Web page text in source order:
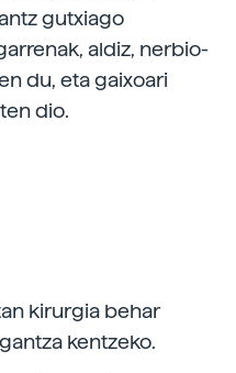
gutxiago
aldiz, nerbio-
du, eta gaixoari
dio.
kirurgia behar
kentzeko.